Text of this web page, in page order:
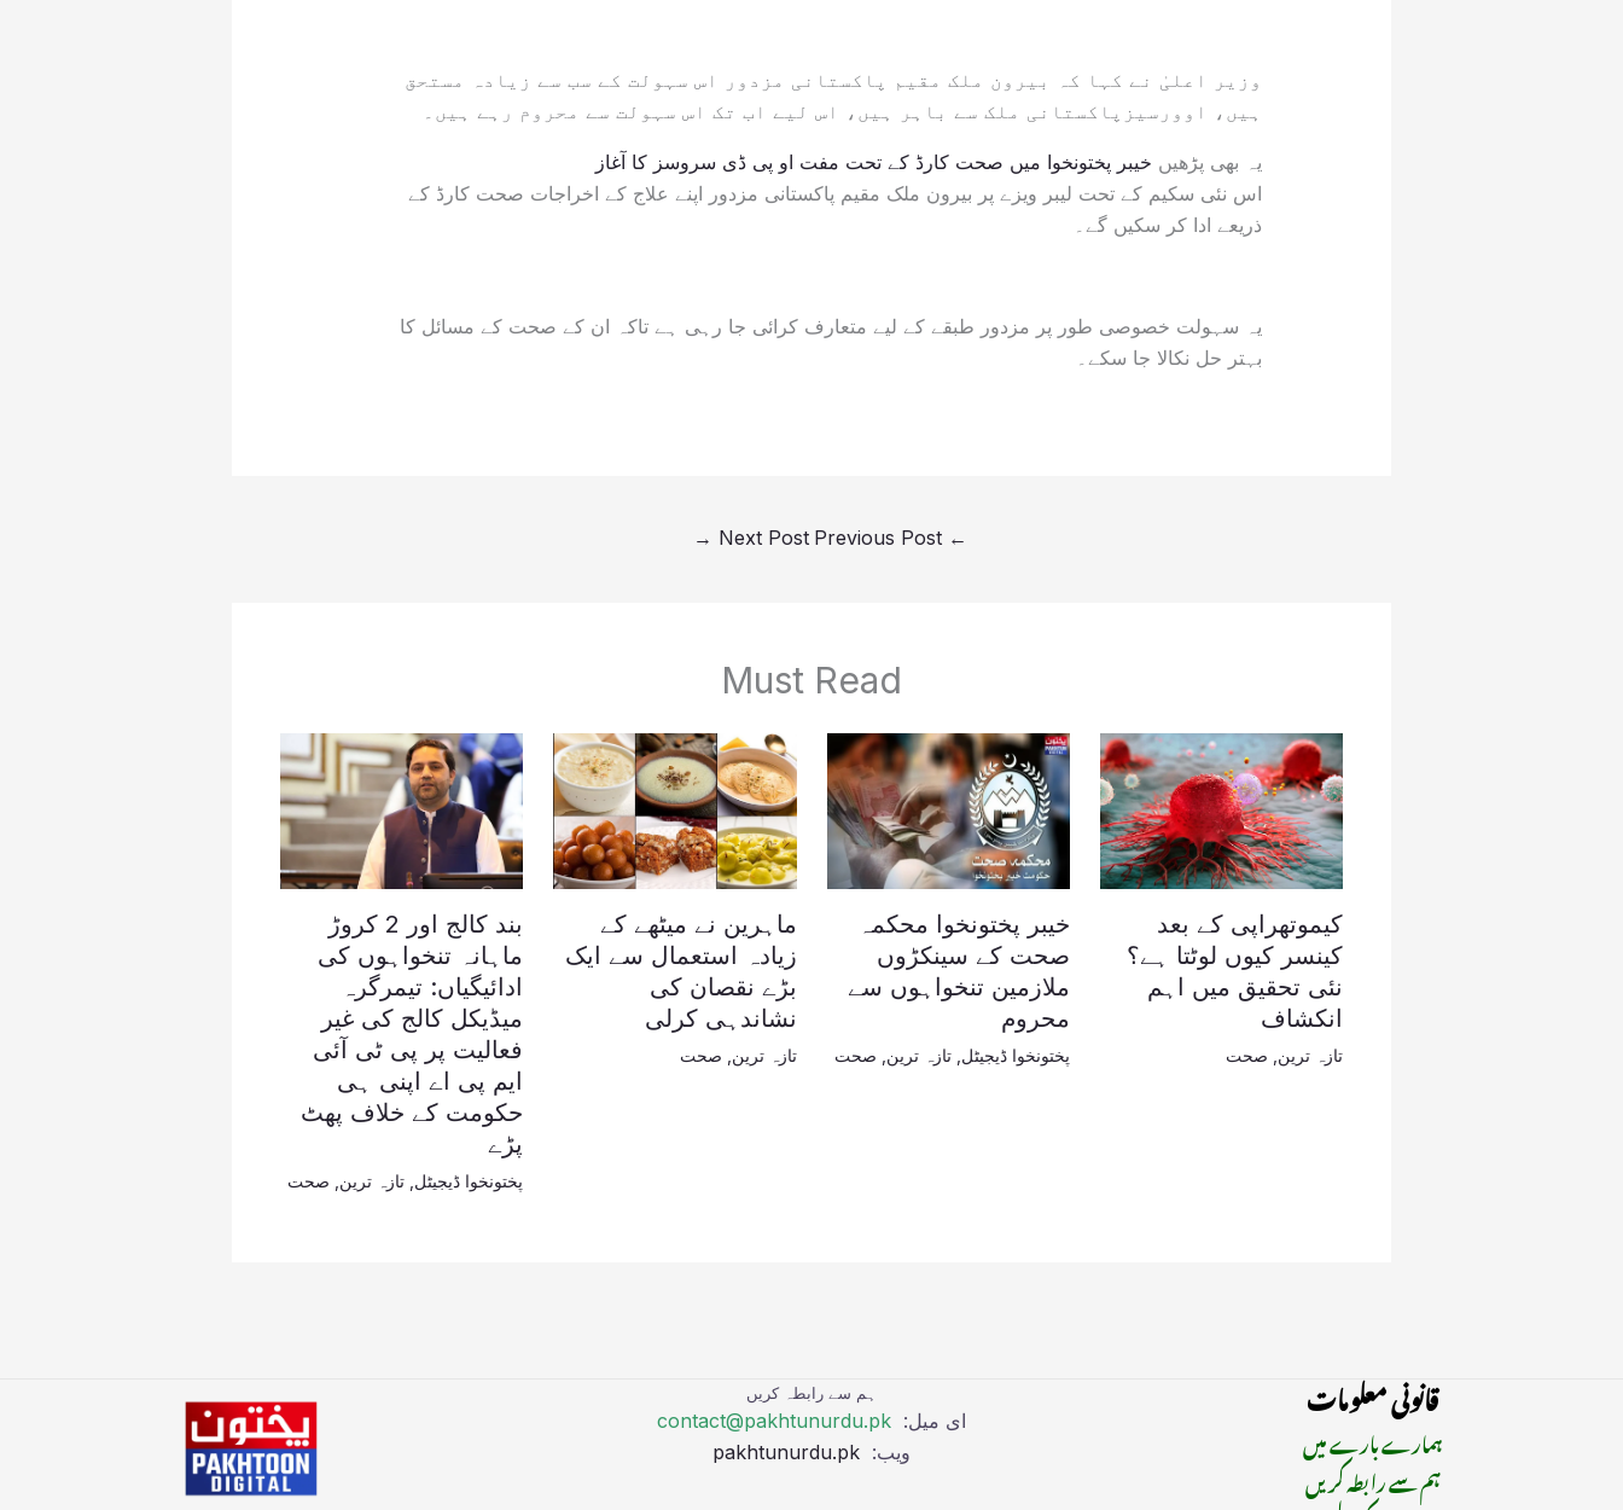
وزیر اعلیٰ نے کہا کہ بیرون ملک مقیم پاکستانی مزدور اس سہولت کے سب سے زیادہ مستحق
ہیں، اوورسیزپاکستانی ملک سے باہر ہیں، اس لیے اب تک اس سہولت سے محروم رہے ہیں۔
یہ بھی پڑھیں خیبر پختونخوا میں صحت کارڈ کے تحت مفت او پی ڈی سروسز کا آغاز
اس نئی سکیم کے تحت لیبر ویزے پر بیرون ملک مقیم پاکستانی مزدور اپنے علاج کے اخراجات صحت کارڈ کے
ذریعے ادا کر سکیں گے۔
یہ سہولت خصوصی طور پر مزدور طبقے کے لیے متعارف کرائی جا رہی ہے تاکہ ان کے صحت کے مسائل کا
بہتر حل نکالا جا سکے۔
←
Next Post
→
Must Read
کیموتھراپی کے بعد
کینسر کیوں لوٹتا ہے؟
نئی تحقیق میں اہم
انکشاف
تازہ ترین صحت
خیبر پختونخوا محکمہ
صحت کے سینکڑوں
ملازمین تنخواہوں سے
محروم
پختونخوا ڈیجیٹل ,تازہ ترین صحت
ماہرین نے میٹھے کے
زیادہ استعمال سے ایک
بڑے نقصان کی
نشاندہی کرلی
تازہ ترین صحت
بند کالج اور 2 کروڑ
ماہانہ تنخواہوں کی
ادائیگیاں: تیمرگرہ
میڈیکل کالج کی غیر
فعالیت پر پی ٹی آئی
ایم پی اے اپنی ہی
حکومت کے خلاف پھٹ
پڑے
پختونخوا ڈیجیٹل تازہ ترین صحت
قانونی معلومات
ہمارے بارے میں
ہم سے رابطہ کریں
ہم سے رابطہ کریں
ای میل: contact@pakhtunurdu.pk
ویب: